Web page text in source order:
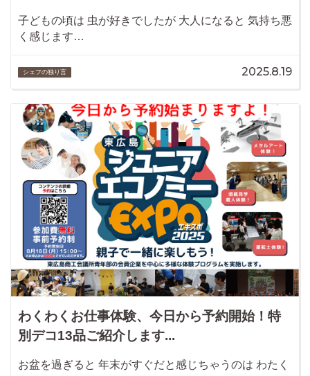
子どもの頃は 虫が好きでしたが 大人になると 気持ち悪
く感じます…
シェフの独り言 2025.8.19
わくわくお仕事体験、今日から予約開始！特
別デコ13品ご紹介します...
お盆を過ぎると 年末がすぐだと感じちゃうのは わたく